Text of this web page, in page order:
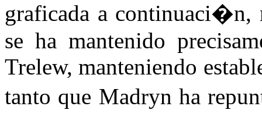
graficada a continuaci�n,
se ha mantenido
Trelew, manteniendo
tanto que Madryn ha